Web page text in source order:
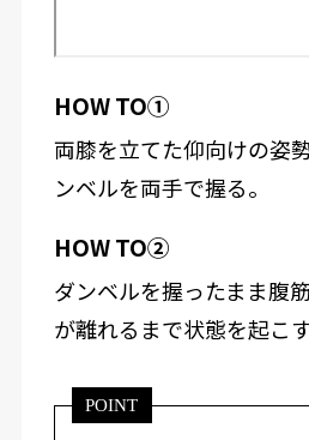
HOW TO①
両膝を立てた仰向けの姿
ンベルを両手で握る。
HOW TO②
ダンベルを握ったまま腹
が離れるまで状態を起こす
POINT